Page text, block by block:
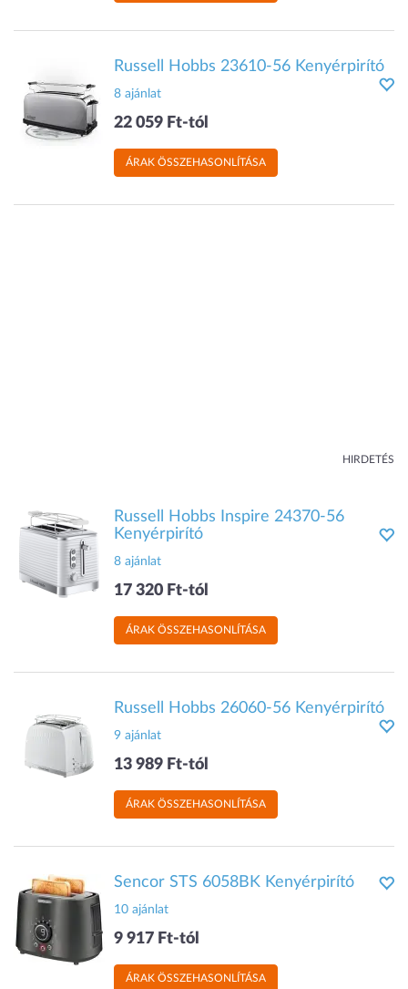
Russell Hobbs 23610-56 Kenyérpirító
8 ajánlat
22 059 Ft-tól
ÁRAK ÖSSZEHASONLÍTÁSA
HIRDETÉS
Russell Hobbs Inspire 24370-56
Kenyérpirító
8 ajánlat
17 320 Ft-tól
ÁRAK ÖSSZEHASONLÍTÁSA
Russell Hobbs 26060-56 Kenyérpirító
9 ajánlat
13 989 Ft-tól
ÁRAK ÖSSZEHASONLÍTÁSA
Sencor STS 6058BK Kenyérpirító
10 ajánlat
9 917 Ft-tól
ÁRAK ÖSSZEHASONLÍTÁSA